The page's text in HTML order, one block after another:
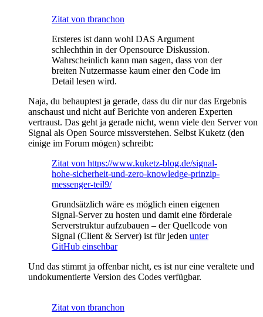
Zitat von tbranchon
Ersteres ist dann wohl DAS Argument
schlechthin in der Opensource Diskussion.
Wahrscheinlich kann man sagen, dass von der
breiten Nutzermasse kaum einer den Code im
Detail lesen wird.
Naja, du behauptest ja gerade, dass du dir nur das Ergebnis
anschaust und nicht auf Berichte von anderen Experten
vertraust. Das geht ja gerade nicht, wenn viele den Server von
Signal als Open Source missverstehen. Selbst Kuketz (den
einige im Forum mögen) schreibt:
Zitat von https://www.kuketz-blog.de/signal-
hohe-sicherheit-und-zero-knowledge-prinzip-
messenger-teil9/
Grundsätzlich wäre es möglich einen eigenen
Signal-Server zu hosten und damit eine förderale
Serverstruktur aufzubauen – der Quellcode von
Signal (Client & Server) ist für jeden unter
GitHub einsehbar
Und das stimmt ja offenbar nicht, es ist nur eine veraltete und
undokumentierte Version des Codes verfügbar.
Zitat von tbranchon